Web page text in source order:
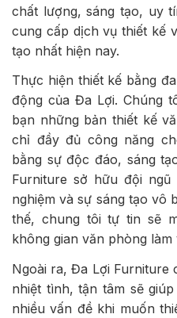
chất lượng, sáng tạo, uy
cung cấp dịch vụ thiết kế
tạo nhất hiện nay.
Thực hiện thiết kế bằng
động của Đa Lợi. Chúng
bạn những bản thiết kế
chỉ đầy đủ công năng
bằng sự độc đáo, sáng
Furniture sở hữu đội
nghiệm và sự sáng tạo vô
thế, chung tôi tự tin sẽ
không gian văn phòng làm
Ngoài ra, Đa Lợi Furniture
nhiệt tình, tận tâm sẽ
nhiều vấn đề khi muốn